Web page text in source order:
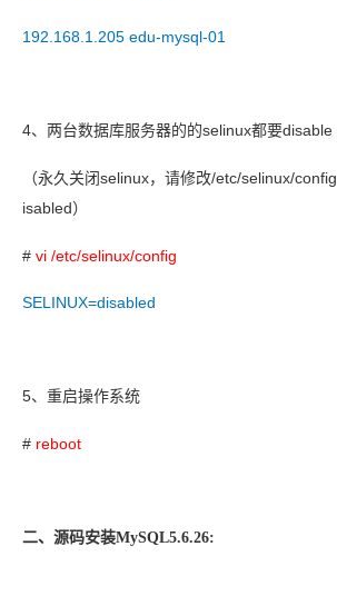
192.168.1.205 edu-mysql-01
4、两台数据库服务器的的selinux都要disable
（永久关闭 selinux，请修改/etc/selinux/config
isabled）
# vi /etc/selinux/config
SELINUX=disabled
5、重启操作系统
# reboot
二、 源码安装MySQL5.6.26: